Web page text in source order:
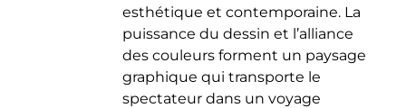
esthétique et contemporaine. La
puissance du dessin et l’alliance
des couleurs forment un paysage
graphique qui transporte le
spectateur dans un voyage